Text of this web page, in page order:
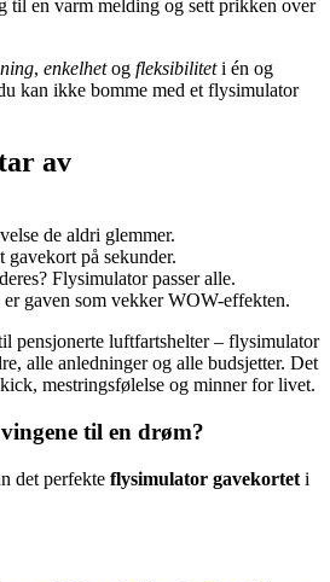
til en varm melding og sett prikken over
, enkelhetog fleksibiliteti én og
kan ikke bomme med et flysimulator
av
de aldri glemmer.
på sekunder.
Flysimulator passer alle.
gaven som vekker WOW-effekten.
pensjonerte luftfartshelter – flysimulator
alle anledninger og alle budsjetter. Det
mestringsfølelse og minner for livet.
til en drøm?
det perfekte flysimulator gavekortet i